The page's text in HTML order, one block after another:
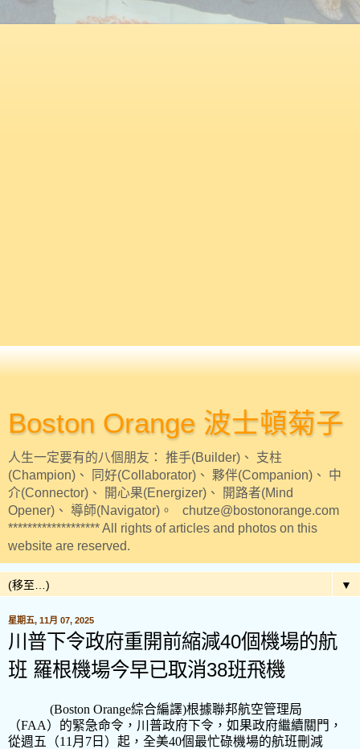
Boston Orange 波士頓菊子
人生一定要有的八個朋友： 推手(Builder)、 支柱
(Champion)、 同好(Collaborator)、 夥伴(Companion)、 中
介(Connector)、 開心果(Energizer)、 開路者(Mind
Opener)、 導師(Navigator)。 chutze@bostonorange.com
******************* All rights of articles and photos on this
website are reserved.
▼
星期五, 11月 07, 2025
川普下令政府重開前縮減40個機場的航
班 羅根機場今早已取消38班飛機
(Boston Orange綜合編譯)根據聯邦航空管理局
（FAA）的緊急命令，川普政府下令，如果政府繼續關門，
從週五（11 月 7 日）起，全美40個最忙碌機場的航班刪減